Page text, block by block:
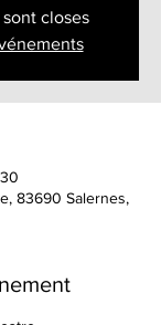
closes
83690 Salernes,